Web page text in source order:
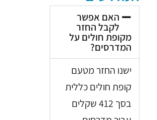
האם אפשר
לקבל החזר
מקופת חולים על
המדרסים?
ישנו החזר מטעם
קופת חולים כללית
בסך 412 שקלים